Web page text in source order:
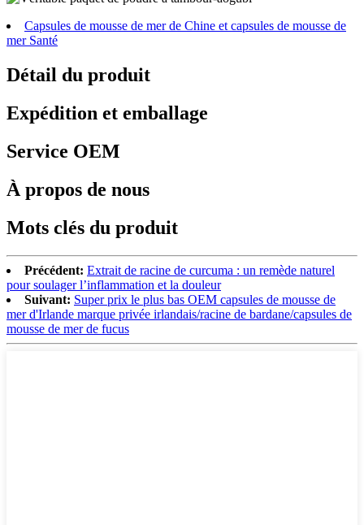
Capsules de mousse de mer de Chine et capsules de mousse de
mer Santé
Détail du produit
Expédition et emballage
Service OEM
À propos de nous
Mots clés du produit
Précédent: Extrait de racine de curcuma : un remède naturel
pour soulager l’inflammation et la douleur
Suivant: Super prix le plus bas OEM capsules de mousse de
mer d'Irlande marque privée irlandais/racine de bardane/capsules de
mousse de mer de fucus